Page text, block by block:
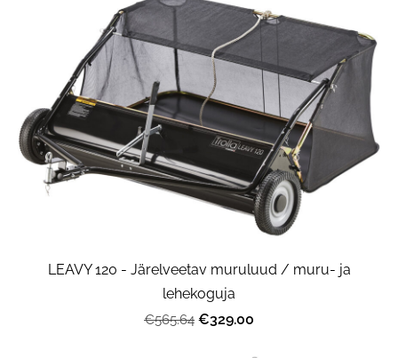
LEAVY 120 - Järelveetav muruluud / muru- ja
lehekoguja
€565.64 €329.00